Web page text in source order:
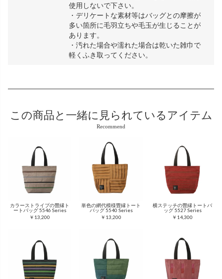
使用しないで下さい。
・デリケートな素材等はバッグとの摩擦が
多い箇所に毛羽立ちや毛玉が生じることが
あります。
・汚れた場合や濡れた場合は乾いた雑巾で
軽くふき取ってください。
この商品と 一緒に見られているアイテム
Recommend
カラーストライプの畳縁ト
ートバッグ 5546 Series
￥13,200
単色の網代模様畳縁トート
バッグ 5540 Series
￥13,200
横ステッチの畳縁トートバ
ッグ 5527 Series
￥14,300